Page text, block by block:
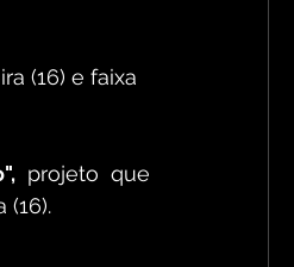
(16) e faixa
projeto que